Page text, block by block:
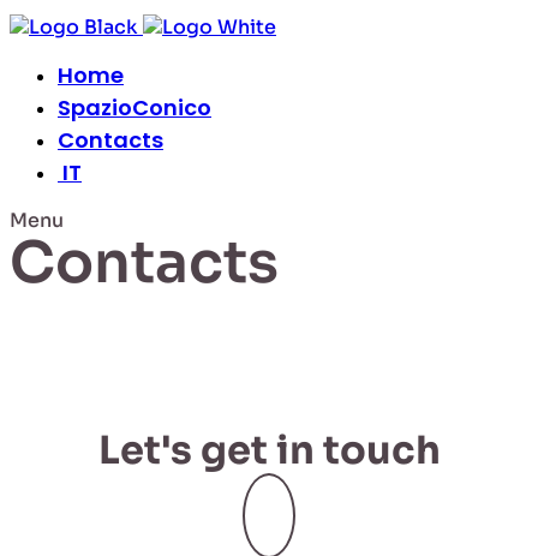
Home
SpazioConico
Contacts
IT
Menu
Contacts
Let's get in touch